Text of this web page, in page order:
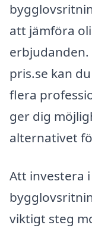
att jämföra
pris.se kan
flera
ger dig
alternativet
Att investera
viktigt steg